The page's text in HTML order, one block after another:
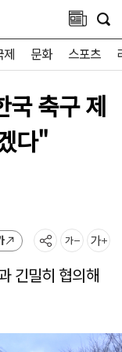
제 문화 스포츠
국 축구 제
다"
긴밀히 협의해